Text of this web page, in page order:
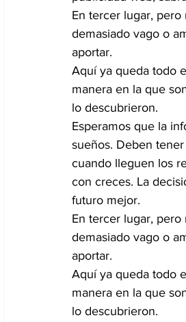
En tercer lugar,
demasiado vago o
aportar.
Aquí ya queda todo
manera en la que
lo descubrieron.
Esperamos que la
sueños. Deben
cuando lleguen los
con creces. La
futuro mejor.
En tercer lugar,
demasiado vago o
aportar.
Aquí ya queda todo
manera en la que
lo descubrieron.